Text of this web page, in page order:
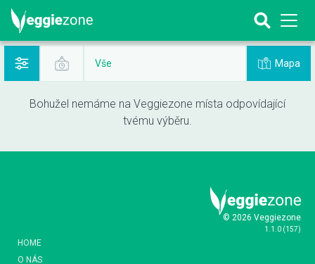
Vše Mapa
Bohužel nemáme na Veggiezone místa odpovídající
tvému výběru.
© 2026 Veggiezone
1.1.0 (157)
HOME
O NÁS